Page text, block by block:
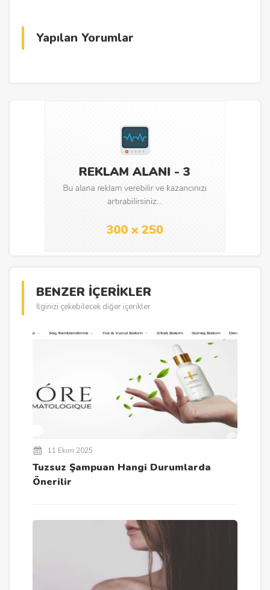
Yapılan Yorumlar
BENZER İÇERİKLER
İlginizi çekebilecek diğer içerikler
11 Ekim 2025
Tuzsuz Şampuan Hangi Durumlarda
Önerilir